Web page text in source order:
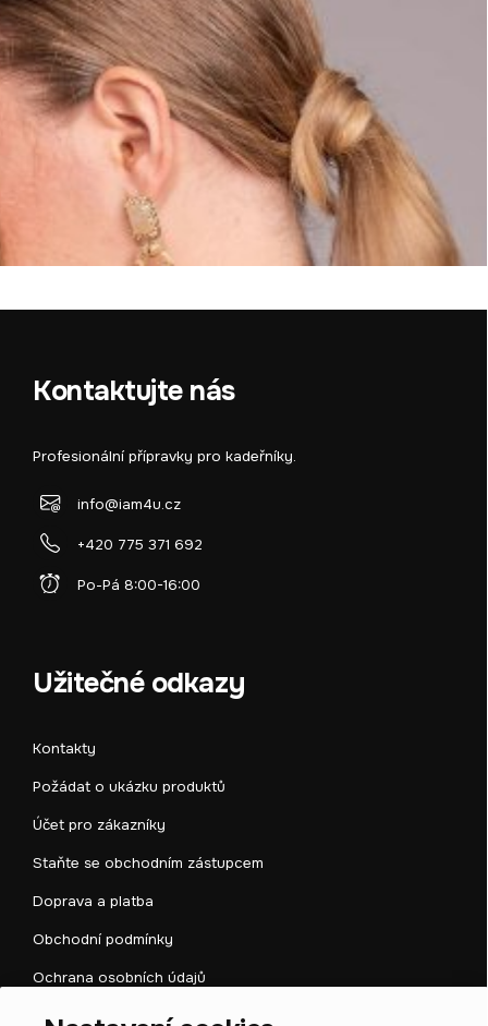
Kontaktujte nás
Profesionální přípravky pro kadeřníky.
info@iam4u.cz
+420 775 371 692
Po-Pá 8:00-16:00
Užitečné odkazy
Kontakty
Požádat o ukázku produktů
Účet pro zákazníky
Staňte se obchodním zástupcem
Doprava a platba
Obchodní podmínky
Ochrana osobních údajů